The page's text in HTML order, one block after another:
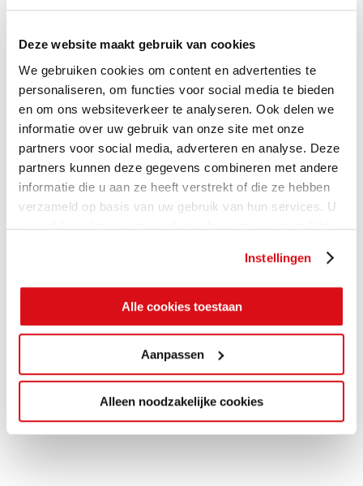
Deze website maakt gebruik van cookies
We gebruiken cookies om content en advertenties te
personaliseren, om functies voor social media te bieden
en om ons websiteverkeer te analyseren. Ook delen we
informatie over uw gebruik van onze site met onze
partners voor social media, adverteren en analyse. Deze
partners kunnen deze gegevens combineren met andere
informatie die u aan ze heeft verstrekt of die ze hebben
verzameld op basis van uw gebruik van hun services. U
gaat akkoord met onze cookies als u onze website blijft
Instellingen
Alle cookies toestaan
Aanpassen
Alleen noodzakelijke cookies